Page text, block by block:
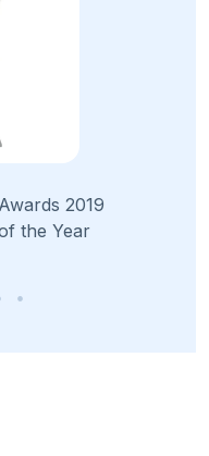
Millennials Awards 2019